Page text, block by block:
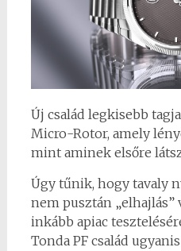
Új család legkisebb
Micro-Rotor, amely
mint aminek elsőre
Úgy tűnik, hogy tavaly
nem pusztán
inkább apiac
Tonda PF család